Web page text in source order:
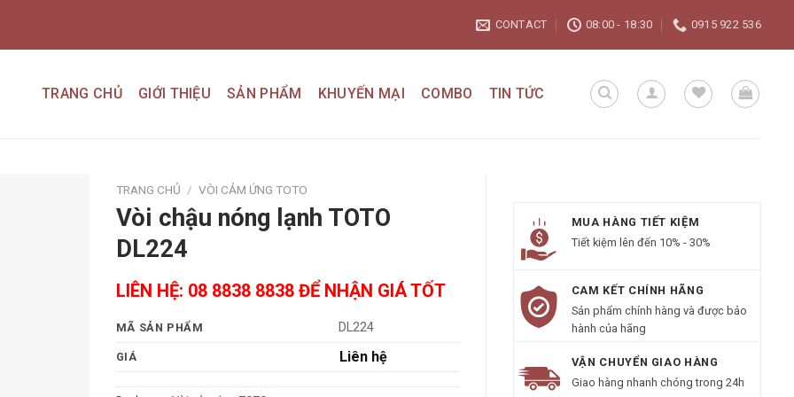
CONTACT 08:00 - 18:30 0915 922 536
TRANG CHỦ GIỚI THIỆU SẢN PHẨM KHUYẾN MẠI COMBO TIN TỨC
TRANG CHỦ / VÒI CẢM ỨNG TOTO
Vòi chậu nóng lạnh TOTO
DL224
LIÊN HỆ: 08 8838 8838 ĐỂ NHẬN GIÁ TỐT
MÃ SẢN PHẨM DL224
GIÁ Liên hệ
MUA HÀNG TIẾT KIỆM
Tiết kiệm lên đến 10% - 30%
CAM KẾT CHÍNH HÃNG
Sản phẩm chính hàng và được bảo
hành của hãng
VẬN CHUYỂN GIAO HÀNG
Giao hàng nhanh chóng trong 24h